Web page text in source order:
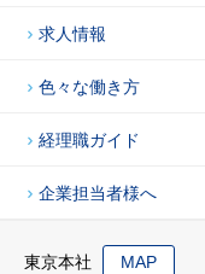
求人情報
色々な働き方
経理職ガイド
企業担当者様へ
東京本社 MAP